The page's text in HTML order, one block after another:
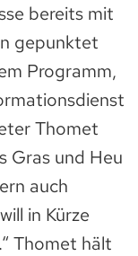
bereits mit
gepunktet
Programm,
Thomet
Gras und Heu
auch
in Kürze
Thomet hält